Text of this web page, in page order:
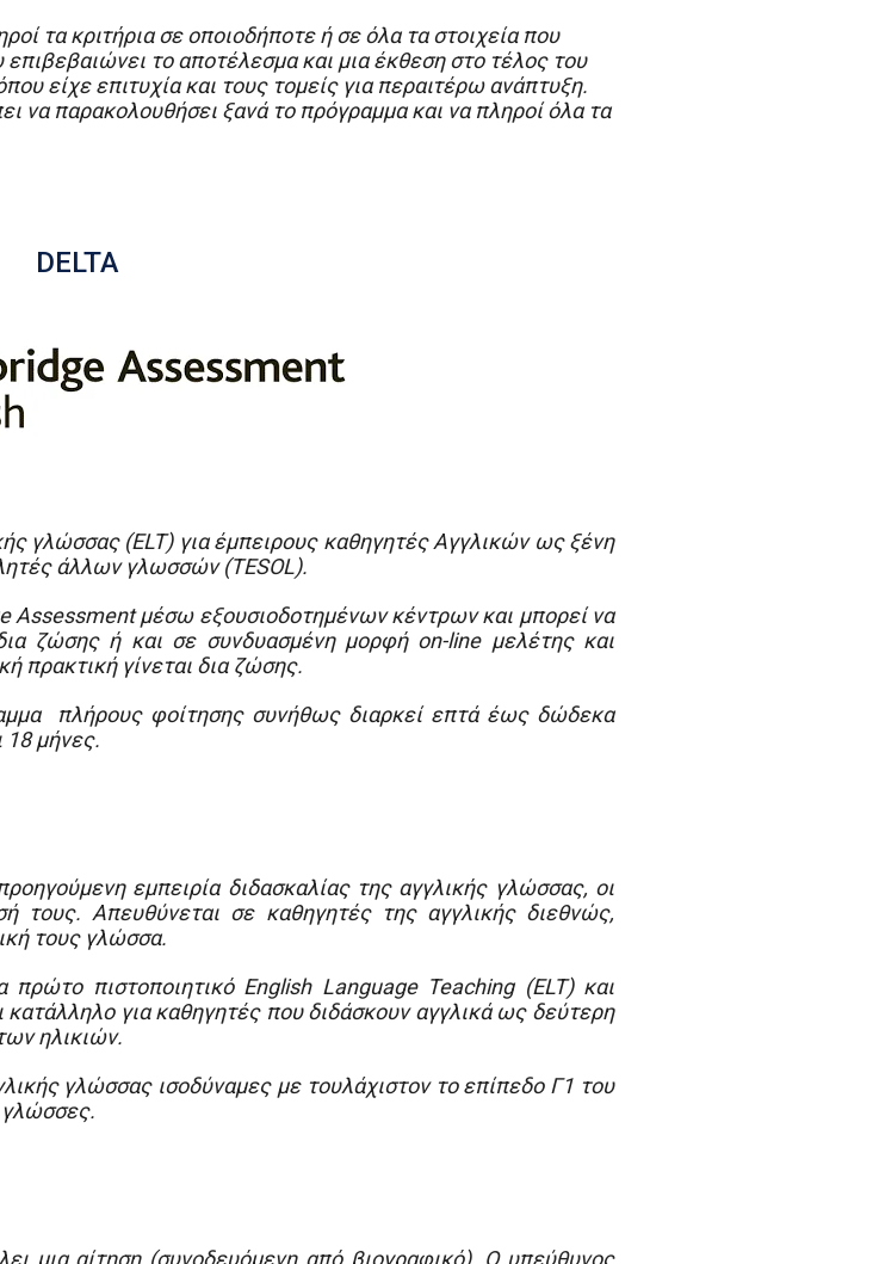
τα κριτήρια σε οποιοδήποτε ή σε όλα τα στοιχεία που
το αποτέλεσμα και μια έκθεση στο τέλος του
είχε επιτυχία και τους τομείς για περαιτέρω ανάπτυξη.
να παρακολουθήσει ξανά το πρόγραμμα και να πληροί όλα τα
DELTA
γλώσσας (ELT) για έμπειρους καθηγητές Αγγλικών ως ξένη
άλλων γλωσσών (TESOL).
Assessment μέσω εξουσιοδοτημένων κέντρων και μπορεί να
ζώσης ή και σε συνδυασμένη μορφή on-line μελέτης και
πρακτική γίνεται δια ζώσης.
πλήρους φοίτησης συνήθως διαρκεί επτά έως δώδεκα
18 μήνες.
εμπειρία διδασκαλίας της αγγλικής γλώσσας, οι
τους. Απευθύνεται σε καθηγητές της αγγλικής διεθνώς,
τους γλώσσα.
πιστοποιητικό English Language Teaching (ELT) και
κατάλληλο για καθηγητές που διδάσκουν αγγλικά ως δεύτερη
ηλικιών.
γλώσσας ισοδύναμες με τουλάχιστον το επίπεδο Γ1 του
γλώσσες.
μια αίτηση (συνοδευόμενη από βιογραφικό). Ο υπεύθυνος